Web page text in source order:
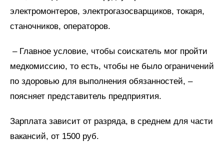
электромонтеров, электрогазосварщиков, токаря,
станочников, операторов.
– Главное условие, чтобы соискатель мог пройти
медкомиссию, то есть, чтобы не было ограничений
по здоровью для выполнения обязанностей, –
поясняет представитель предприятия.
Зарплата зависит от разряда, в среднем для части
вакансий, от 1500 руб.